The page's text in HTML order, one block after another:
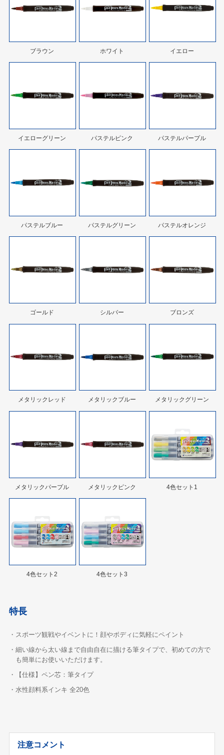
ブラウン ホワイト イエロー
イエローグリーン パステルピンク パステルパープル
パステルブルー パステルグリーン パステルオレンジ
ゴールド シルバー ブロンズ
メタリックレッド メタリックブルー メタリックグリーン
メタリックパープル メタリックピンク 4色セット1
4色セット2 4色セット3
特長
・スポーツ観戦やイベントに！顔やボディに気軽にペイント
・細い線から太い線まで自由自在に描ける筆タイプで、初めての方で
も簡単にお使いいただけます。
・【仕様】ペン芯：筆タイプ
・水性顔料系インキ 全20色
注意コメント